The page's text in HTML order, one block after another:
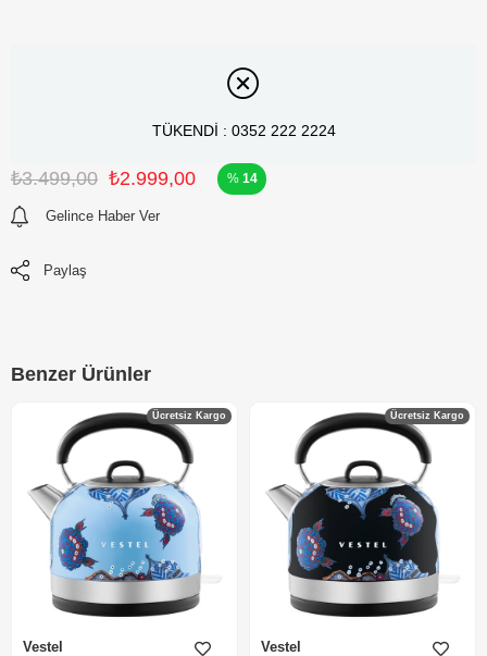
TÜKENDİ : 0352 222 2224
₺3.499,00 ₺2.999,00 14
Gelince Haber Ver
Paylaş
Benzer Ürünler
Vestel
Ücretsiz Kargo
Vestel
Ücretsiz Kargo